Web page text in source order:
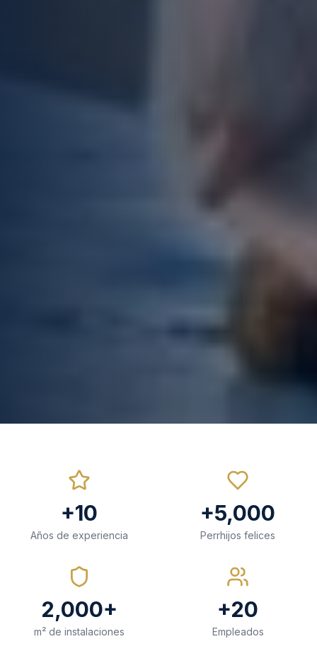
+10
Años de experiencia
+5,000
Perrhijos felices
2,000+
m² de instalaciones
+20
Empleados